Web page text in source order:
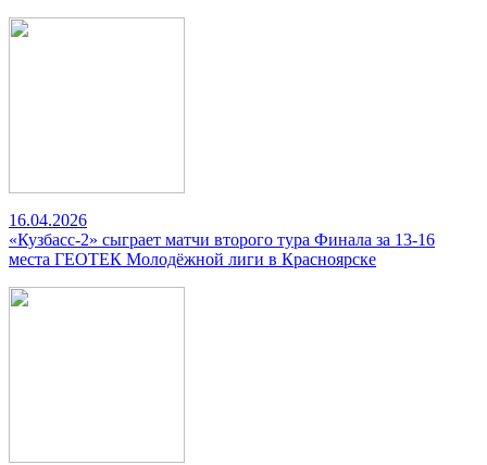
16.04.2026
«Кузбасс-2» сыграет матчи второго тура Финала за 13-16
места ГЕОТЕК Молодёжной лиги в Красноярске